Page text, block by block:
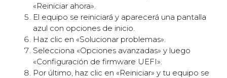
«Reiniciar ahora».
El equipo se reiniciará y aparecerá una pantalla
azul con opciones de inicio.
Haz clic en «Solucionar problemas».
Selecciona «Opciones avanzadas» y luego
«Configuración de firmware UEFI».
Por último, haz clic en «Reiniciar» y tu equipo se